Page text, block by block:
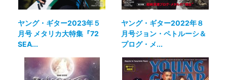
ヤング・ギター2023年５
月号 メタリカ大特集『72
SEA...
ヤング・ギター2022年８
月号ジョン・ペトルーシ＆
プログ・メ...